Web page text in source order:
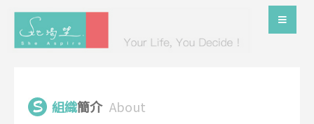
組織簡介 About